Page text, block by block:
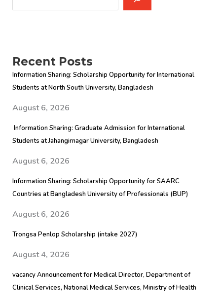
དྲི་
གྱི་
གྲུབ་
འབྲས།
Recent Posts
Information Sharing: Scholarship Opportunity for International
Students at North South University, Bangladesh
August 6, 2026
Information Sharing: Graduate Admission for International
Students at Jahangirnagar University, Bangladesh
August 6, 2026
Information Sharing: Scholarship Opportunity for SAARC
Countries at Bangladesh University of Professionals (BUP)
August 6, 2026
Trongsa Penlop Scholarship (intake 2027)
August 4, 2026
vacancy Announcement for Medical Director, Department of
Clinical Services, National Medical Services, Ministry of Health